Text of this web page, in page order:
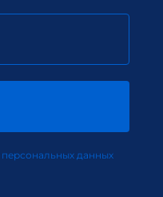
персональных данных